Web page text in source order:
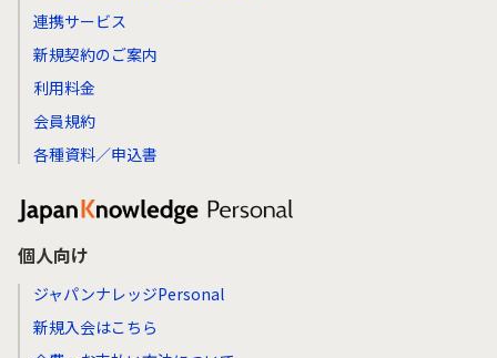
連携サービス
新規契約のご案内
利用料金
会員規約
各種資料／申込書
個人向け
ジャパンナレッジPersonal
新規入会はこちら